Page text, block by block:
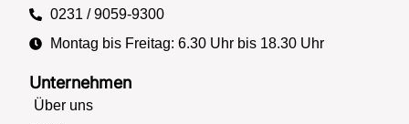
Unternehmen
Über uns
0231 / 9059-9300
Montag bis Freitag: 6.30 Uhr bis 18.30 Uhr